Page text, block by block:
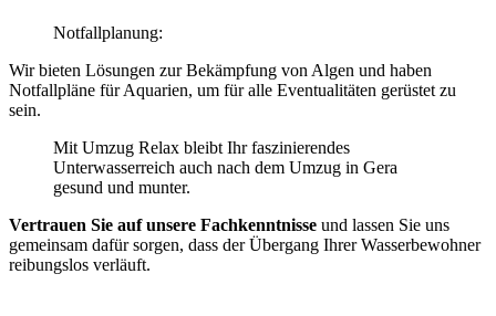
Notfallplanung:
Wir bieten Lösungen zur Bekämpfung von Algen und haben
Notfallpläne für Aquarien, um für alle Eventualitäten gerüstet zu
sein.
Mit Umzug Relax bleibt Ihr faszinierendes
Unterwasserreich auch nach dem Umzug in Gera
gesund und munter.
Vertrauen Sie auf unsere Fachkenntnisse und lassen Sie uns
gemeinsam dafür sorgen, dass der Übergang Ihrer Wasserbewohner
reibungslos verläuft.